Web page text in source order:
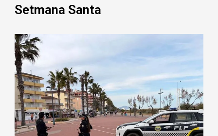
Setmana Santa